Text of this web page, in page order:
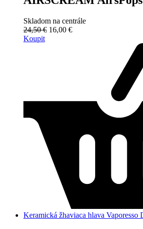
Skladom na centrále
24,50 € 16,00 €
Koupit
Keramická žhaviaca hlava